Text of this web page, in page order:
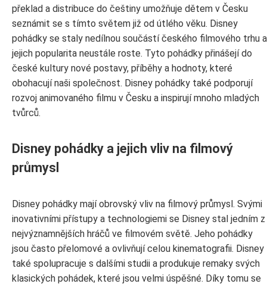
překlad a distribuce do češtiny umožňuje dětem v Česku
seznámit se s tímto světem již od útlého věku. Disney
pohádky se staly nedílnou součástí českého filmového trhu a
jejich popularita neustále roste. Tyto pohádky přinášejí do
české kultury nové postavy, příběhy a hodnoty, které
obohacují naši společnost. Disney pohádky také podporují
rozvoj animovaného filmu v Česku a inspirují mnoho mladých
tvůrců.
Disney pohádky a jejich vliv na filmový
průmysl
Disney pohádky mají obrovský vliv na filmový průmysl. Svými
inovativními přístupy a technologiemi se Disney stal jedním z
nejvýznamnějších hráčů ve filmovém světě. Jeho pohádky
jsou často přelomové a ovlivňují celou kinematografii. Disney
také spolupracuje s dalšími studii a produkuje remaky svých
klasických pohádek, které jsou velmi úspěšné. Díky tomu se